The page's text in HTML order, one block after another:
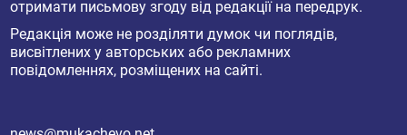
отримати письмову згоду від редакції на передрук.
Редакція може не розділяти думок чи поглядів,
висвітлених у авторських або рекламних
повідомленнях, розміщених на сайті.